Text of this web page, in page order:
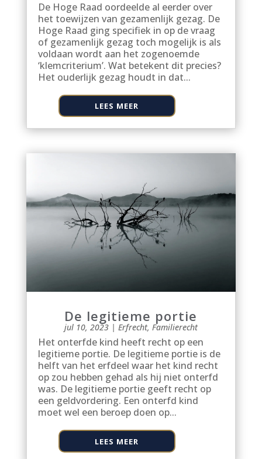
De Hoge Raad oordeelde al eerder over
het toewijzen van gezamenlijk gezag. De
Hoge Raad ging specifiek in op de vraag
of gezamenlijk gezag toch mogelijk is als
voldaan wordt aan het zogenoemde
‘klemcriterium’. Wat betekent dit precies?
Het ouderlijk gezag houdt in dat...
LEES MEER
De legitieme portie
jul 10, 2023| Erfrecht, Familierecht
Het onterfde kind heeft recht op een
legitieme portie. De legitieme portie is de
helft van het erfdeel waar het kind recht
op zou hebben gehad als hij niet onterfd
was. De legitieme portie geeft recht op
een geldvordering. Een onterfd kind
moet wel een beroep doen op...
LEES MEER